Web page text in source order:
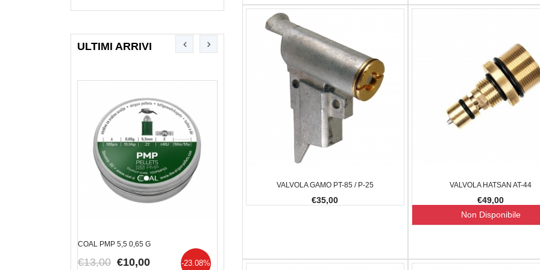
ULTIMI ARRIVI
COAL PMP 5,5 0,65 G
-23.08%
€13,00 €10,00 €10,00 €2.300,00
VALVOLA GAMO PT-85 / P-25
€35,00
VALVOLA HATSAN AT-44
€49,00
Non Disponibile